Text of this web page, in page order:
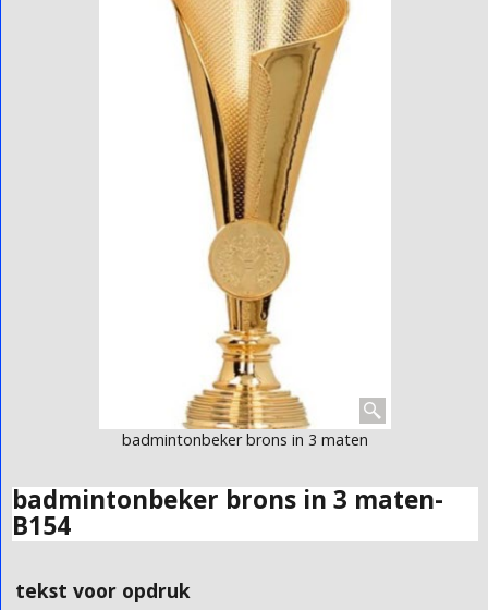
badmintonbeker brons in 3 maten
badmintonbeker brons in 3 maten-
B154
tekst voor opdruk